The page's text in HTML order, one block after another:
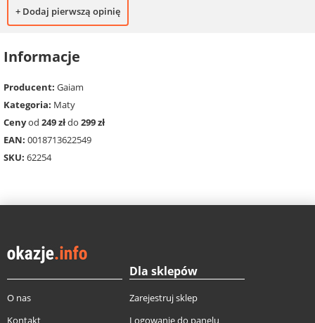
+ Dodaj pierwszą opinię
Informacje
Producent: Gaiam
Kategoria: Maty
Cenyod 249 złdo 299 zł
EAN: 0018713622549
SKU: 62254
O nas
Kontakt
Dla sklepów
Zarejestruj sklep
Logowanie do panelu